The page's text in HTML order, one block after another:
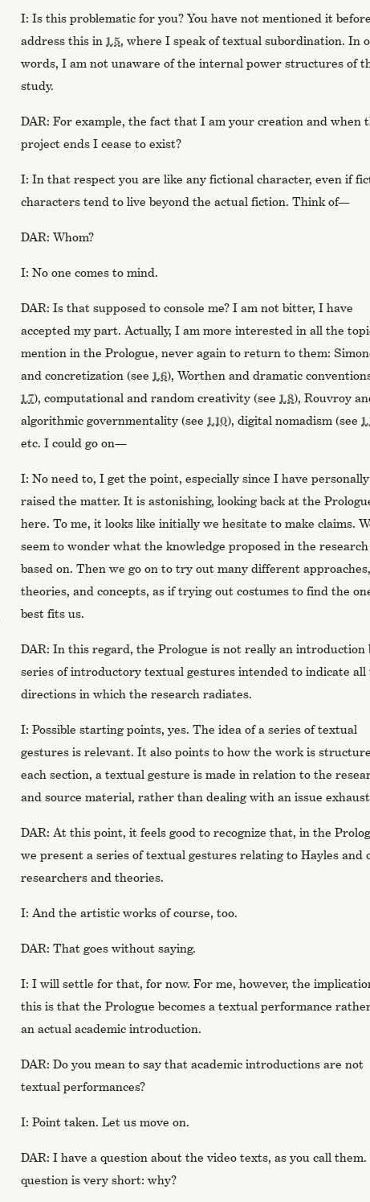
I: Is this problematic for you? You have not mentioned it
address this in 1.5, where I speak of textual subordination. In
words, I am not unaware of the internal power structures of
study.
DAR: For example, the fact that I am your creation and when
project ends I cease to exist?
I: In that respect you are like any fictional character, even if
characters tend to live beyond the actual fiction. Think of—
DAR: Whom?
I: No one comes to mind.
DAR: Is that supposed to console me? I am not bitter, I have
accepted my part. Actually, I am more interested in all the
mention in the Prologue, never again to return to them:
and concretization (see 1.6), Worthen and dramatic
1.7), computational and random creativity (see 1.8), Rouvroy
algorithmic governmentality (see 1.10), digital nomadism (see
etc. I could go on—
I: No need to, I get the point, especially since I have personally
raised the matter. It is astonishing, looking back at the
here. To me, it looks like initially we hesitate to make claims.
seem to wonder what the knowledge proposed in the
based on. Then we go on to try out many different approaches,
theories, and concepts, as if trying out costumes to find the
best fits us.
DAR: In this regard, the Prologue is not really an introduction
series of introductory textual gestures intended to indicate all
directions in which the research radiates.
I: Possible starting points, yes. The idea of a series of textual
gestures is relevant. It also points to how the work is
each section, a textual gesture is made in relation to the
and source material, rather than dealing with an issue
DAR: At this point, it feels good to recognize that, in the
we present a series of textual gestures relating to Hayles and
researchers and theories.
I: And the artistic works of course, too.
DAR: That goes without saying.
I: I will settle for that, for now. For me, however, the
this is that the Prologue becomes a textual performance
an actual academic introduction.
DAR: Do you mean to say that academic introductions are not
textual performances?
I: Point taken. Let us move on.
DAR: I have a question about the video texts, as you call them.
question is very short: why?